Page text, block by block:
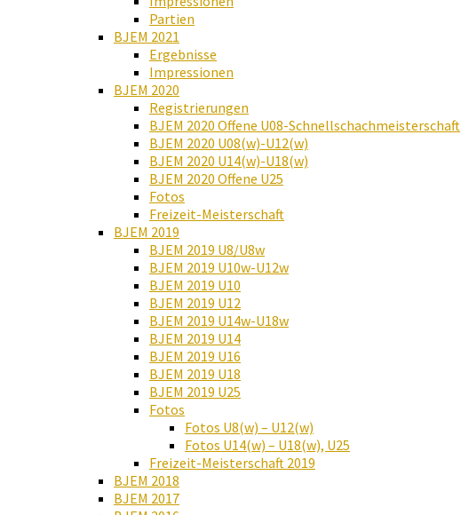
Partien
BJEM 2021
Ergebnisse
Impressionen
BJEM 2020
Registrierungen
BJEM 2020 Offene U08-Schnellschachmeisterschaft
BJEM 2020 U08(w)-U12(w)
BJEM 2020 U14(w)-U18(w)
BJEM 2020 Offene U25
Fotos
Freizeit-Meisterschaft
BJEM 2019
BJEM 2019 U8/U8w
BJEM 2019 U10w-U12w
BJEM 2019 U10
BJEM 2019 U12
BJEM 2019 U14w-U18w
BJEM 2019 U14
BJEM 2019 U16
BJEM 2019 U18
BJEM 2019 U25
Fotos
Fotos U8(w) – U12(w)
Fotos U14(w) – U18(w), U25
Freizeit-Meisterschaft 2019
BJEM 2018
BJEM 2017